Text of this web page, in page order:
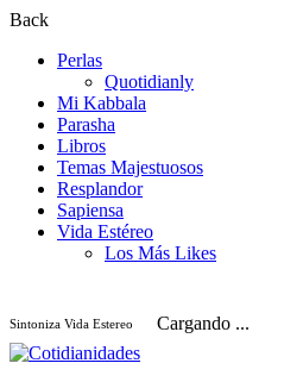
Back
Perlas
Quotidianly
Mi Kabbala
Parasha
Libros
Temas Majestuosos
Resplandor
Sapiensa
Vida Estéreo
Los Más Likes
Sintoniza Vida Estereo Cargando ...